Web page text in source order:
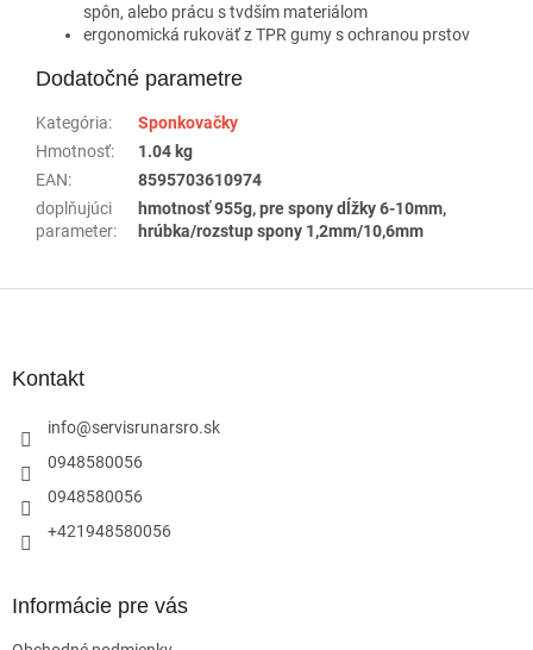
spôn, alebo prácu s tvdším materiálom
ergonomická rukoväť z TPR gumy s ochranou prstov
Dodatočné parametre
Kategória:
Sponkovačky
Hmotnosť:
1.04 kg
EAN:
8595703610974
doplňujúci
parameter:
hmotnosť 955g, pre spony dĺžky 6-10mm,
hrúbka/rozstup spony 1,2mm/10,6mm
Kontakt
info@servisrunarsro.sk
0948580056
0948580056
+421948580056
Informácie pre vás